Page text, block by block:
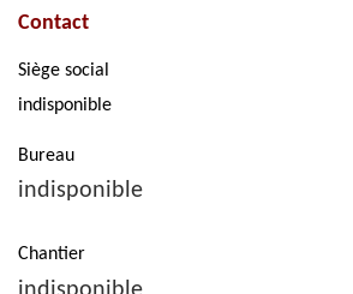
Contact
Siège social
indisponible
Bureau
indisponible
Chantier